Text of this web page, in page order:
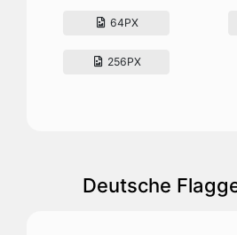
64PX
256PX
Deutsche